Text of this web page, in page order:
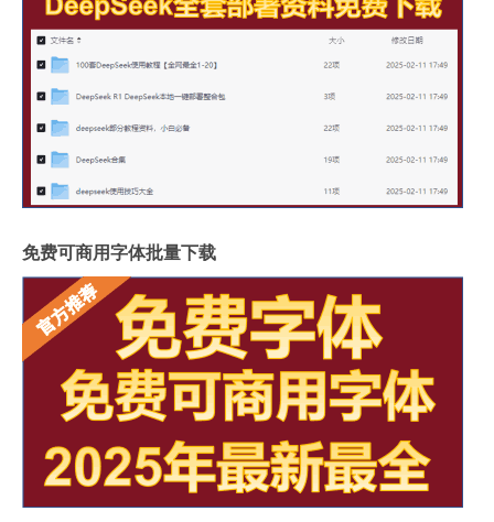
免费可商用字体批量下载